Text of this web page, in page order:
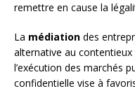
remettre en cause la
La médiation des
alternative au
l’exécution des marchés
confidentielle vise à